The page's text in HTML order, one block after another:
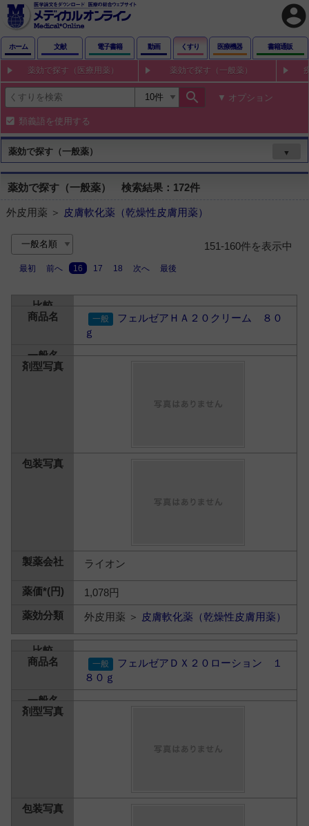
account_circle
ホーム 文献 電子書籍 動画 くすり 医療機器 書籍通販
薬効で探す（医療用薬） 薬効で探す（一般薬）
search オプション
類義語を使用する
薬効で探す（一般薬） ▼
薬効で探す（一般薬） 検索結果：172件
外皮用薬 ＞ 皮膚軟化薬（乾燥性皮膚用薬）
151-160件を表示中
最初 前へ 16 17 18 次へ 最後
フェルゼアＨＡ２０クリーム ８０
ｇ
ライオン
1,078円
外皮用薬 ＞ 皮膚軟化薬（乾燥性皮膚用薬）
フェルゼアＤＸ２０ローション １
８０ｇ